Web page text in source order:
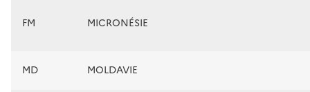
FM MICRONÉSIE
MD MOLDAVIE